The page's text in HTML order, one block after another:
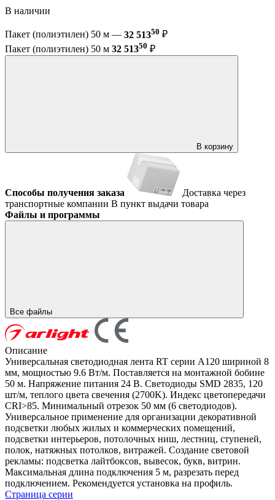
В наличии
Пакет (полиэтилен) 50 м — 32 51350 ₽
Пакет (полиэтилен) 50 м 32 51350 ₽
В корзину
Способы получения заказа
Доставка через
транспортные компании В пункт выдачи товара
Файлы и программы
Все файлы
Описание
Универсальная светодиодная лента RT серии A120 шириной 8
мм, мощностью 9.6 Вт/м. Поставляется на монтажной бобине
50 м. Напряжение питания 24 В. Светодиоды SMD 2835, 120
шт/м, теплого цвета свечения (2700K). Индекс цветопередачи
CRI>85. Минимальный отрезок 50 мм (6 светодиодов).
Универсальное применение для организации декоративной
подсветки любых жилых и коммерческих помещений,
подсветки интерьеров, потолочных ниш, лестниц, ступеней,
полок, натяжных потолков, витражей. Создание световой
рекламы: подсветка лайтбоксов, вывесок, букв, витрин.
Максимальная длина подключения 5 м, разрезать перед
подключением. Рекомендуется установка на профиль.
Страница серии